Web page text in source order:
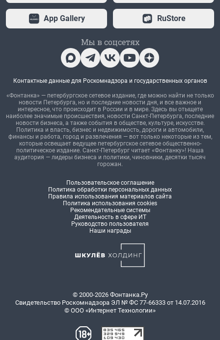
App Gallery RuStore
Мы в соцсетях
Контактные данные для Роскомнадзора и государственных органов
«Фонтанка» — петербургское сетевое издание, где можно найти не только
новости Петербурга, но и последние новости дня, и все важное и
интересное, что происходит в России и в мире. Здесь вы отыщете
наиболее значимые происшествия, новости Санкт-Петербурга, последние
новости бизнеса, а также события в обществе, культуре, искусстве.
Политика и власть, бизнес и недвижимость, дороги и автомобили,
финансы и работа, город и развлечения — вот только некоторые из тем,
которые освещает ведущее петербургское сетевое общественно-
политическое издание. Санкт-Петербург читает «Фонтанку»! Наша
аудитория — лидеры бизнеса и политики, чиновники, десятки тысяч
горожан.
Пользовательское соглашение
Политика обработки персональных данных
Правила использования материалов сайта
Политика использования cookies
Рекомендательные системы
Деятельность в сфере ИТ
Руководство пользователя
Наши награды
© 2000-2026 Фонтанка.Ру
Свидетельство Роскомнадзора ЭЛ № ФС 77-66333 от 14.07.2016
© ООО «Интернет Технологии»